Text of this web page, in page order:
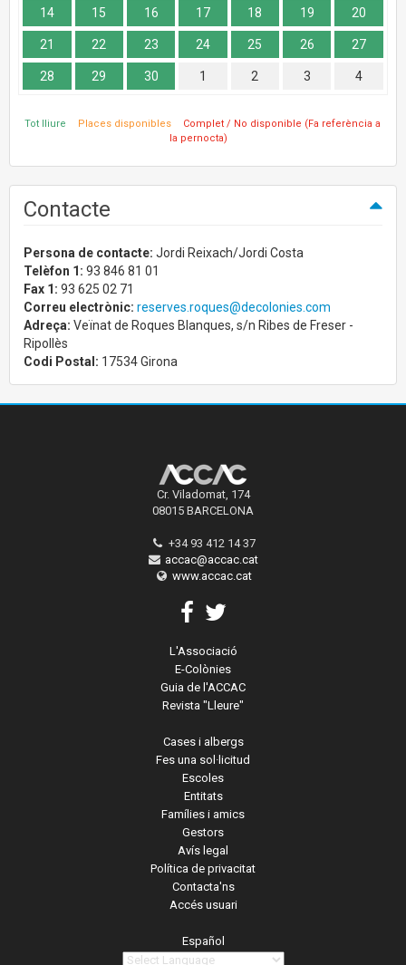
14 15 16 17 18 19 20
21 22 23 24 25 26 27
28 29 30 1 2 3 4
Tot lliure Places disponibles
Complet / No disponible (Fa referència a
la pernocta)
Contacte
Persona de contacte: Jordi Reixach/Jordi Costa
Telèfon 1: 93 846 81 01
Fax 1: 93 625 02 71
Correu electrònic: reserves.roques@decolonies.com
Adreça: Veïnat de Roques Blanques, s/n Ribes de Freser -
Ripollès
Codi Postal: 17534 Girona
Cr. Viladomat, 174
08015 BARCELONA
+34 93 412 14 37
accac@accac.cat
www.accac.cat
L'Associació
E-Colònies
Guia de l'ACCAC
Revista "Lleure"
Cases i albergs
Fes una sol·licitud
Escoles
Entitats
Famílies i amics
Gestors
Avís legal
Política de privacitat
Contacta'ns
Accés usuari
Español